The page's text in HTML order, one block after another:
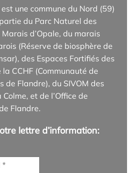
une commune du Nord (59)
du Parc Naturel des
d’Opale, du marais
(Réserve de biosphère de
des Espaces Fortifiés des
CCHF (Communauté de
de Flandre), du SIVOM des
et de l’Office de
Flandre.
lettre d’information: